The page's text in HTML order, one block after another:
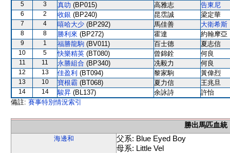
5 3 真叻 (BP015) 高雅志 告東尼
6 2 收銀 (BP240) 昆霑誠 梁定華
7 4 嘻哈大少 (BP292) 馬佳善 大衛希斯
8 8 勝利來 (BP272) 霍達 約翰摩亞
9 1 福勝龍駒 (BV011) 百士德 夏志信
10 5 快樂精英 (BT080) 曾錦銓 何良
11 11 永勝組合 (BP340) 冼毅力 何良
12 13 佳盈利 (BT094) 黎家駒 黃偉烈
13 10 寶根霸 (BT068) 夏力信 王兆旦
14 14 駿昇 (BL137) 余詠詩
許怡
備註: 賽事特別情況索引
勝出馬匹血統
海邊和
父系: Blue Eyed Boy
母系: Little Vel